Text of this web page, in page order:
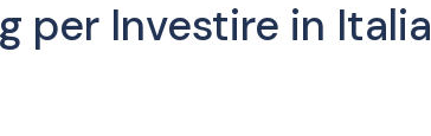
per Investire in Italia